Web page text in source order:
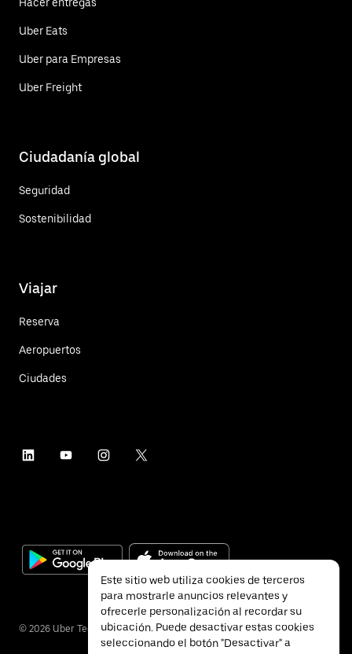
Uber Eats
Uber para Empresas
Uber Freight
Ciudadanía global
Seguridad
Sostenibilidad
Viajar
Reserva
Aeropuertos
Ciudades
© 2026 Uber Technologies Inc.
Este sitio web utiliza cookies de terceros
para mostrarle anuncios relevantes y
ofrecerle personalización al recordar su
ubicación. Puede desactivar estas cookies
seleccionando el botón "Desactivar" a